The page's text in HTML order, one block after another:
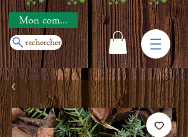
Mon compte
rechercher